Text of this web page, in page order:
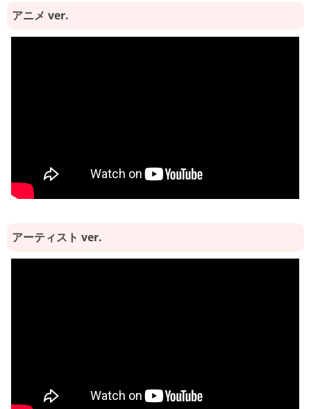
アニメ ver.
アーティスト ver.